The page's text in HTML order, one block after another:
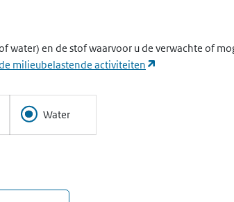
water) en de stof waarvoor u de verwachte of
milieubelastende activiteiten
Water